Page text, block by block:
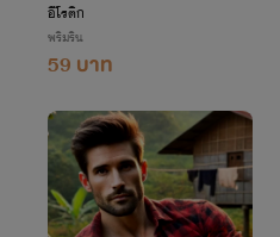
อีโรติก
พริมริน
59 บาท